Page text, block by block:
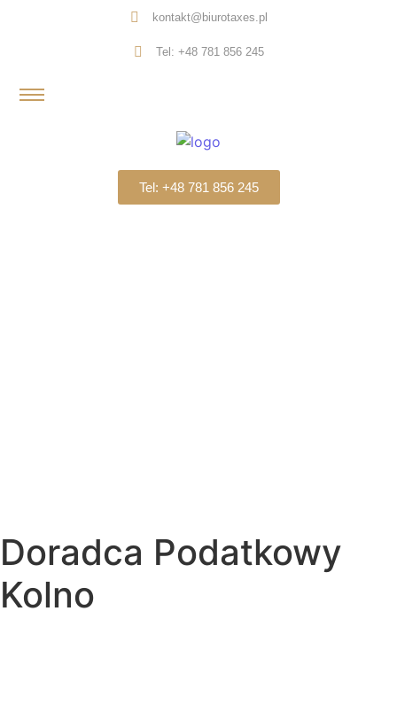
kontakt@biurotaxes.pl
Tel: +48 781 856 245
Tel: +48 781 856 245
Doradca Podatkowy
Kolno